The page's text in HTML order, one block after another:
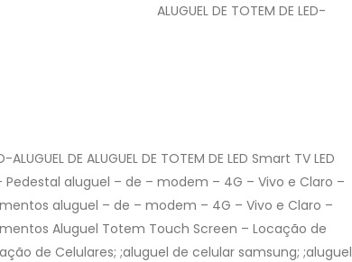
ALUGUEL DE TOTEM DE LED-
ALUGUEL DE ALUGUEL DE TOTEM DE LED Smart TV LED
Pedestal aluguel – de – modem – 4G – Vivo e Claro –
aluguel – de – modem – 4G – Vivo e Claro –
Aluguel Totem Touch Screen – Locação de
de Celulares; ;aluguel de celular samsung; ;aluguel